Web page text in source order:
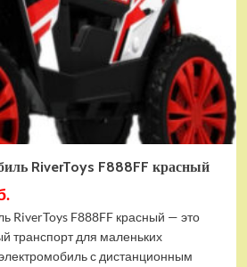
RiverToys F888FF красный
RiverToys F888FF красный — это
транспорт для маленьких
с дистанционным